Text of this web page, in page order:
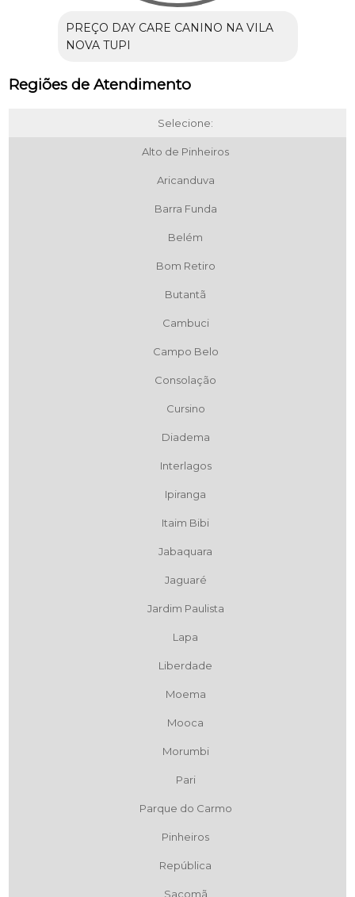
PREÇO DAY CARE CANINO NA VILA
NOVA TUPI
Regiões de Atendimento
Selecione:
Alto de Pinheiros
Aricanduva
Barra Funda
Belém
Bom Retiro
Butantã
Cambuci
Campo Belo
Consolação
Cursino
Diadema
Interlagos
Ipiranga
Itaim Bibi
Jabaquara
Jaguaré
Jardim Paulista
Lapa
Liberdade
Moema
Mooca
Morumbi
Pari
Parque do Carmo
Pinheiros
República
Sacomã